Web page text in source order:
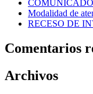
Modalidad de
RECESO DE
Comentarios
Archivos